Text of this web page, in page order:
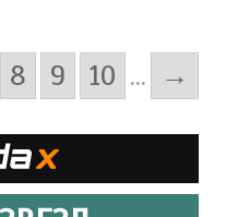
8 9 10 ... →